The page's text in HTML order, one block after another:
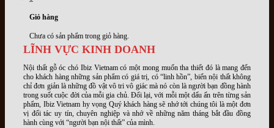
Giỏ hàng
Chưa có sản phẩm trong giỏ hàng.
LĨNH VỰC KINH DOANH
Nội thất gỗ óc chó Ibiz Vietnam có một mong muốn tha thiết đó là mang đến
cho khách hàng những sản phẩm có giá trị, có “linh hồn”, biến nội thất không
chỉ đơn giản là những đồ vật vô tri vô giác mà nó còn là người bạn đồng hành
trong suốt cuộc đời của mỗi gia chủ. Đổi lại, với mỗi một dấu ấn trên từng sản
phẩm, Ibiz Vietnam hy vọng Quý khách hàng sẽ nhớ tới chúng tôi là một đơn
vị đối tác uy tín, chuyên nghiệp và nhớ về những năm tháng bắt đầu đồng
hành cùng với “người bạn nội thất” của mình.